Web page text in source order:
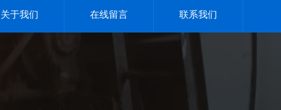
关于我们 在线留言 联系我们